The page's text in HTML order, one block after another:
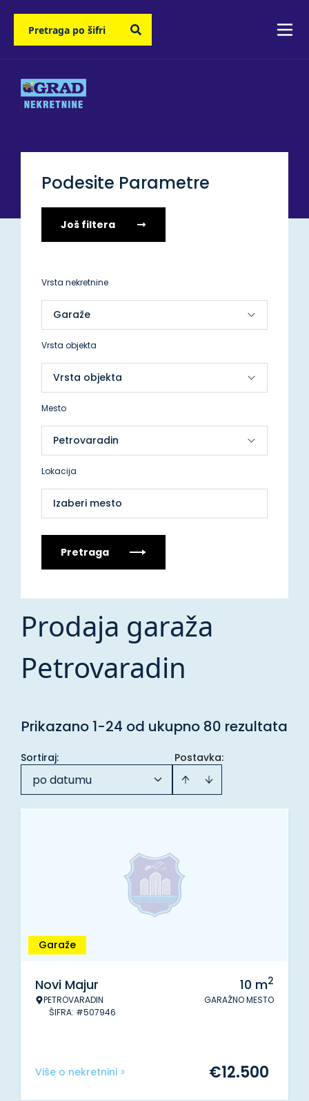
Podesite Parametre
Još filtera
Vrsta nekretnine
Vrsta objekta
Mesto
Lokacija
Izaberi mesto
Pretraga
Prodaja garaža
Petrovaradin
Prikazano 1-24 od ukupno 80 rezultata
Postavka:
Sortiraj:
po datumu
Garaže
Novi Majur
PETROVARADIN
ŠIFRA: #507946
10 m2
GARAŽNO MESTO
Više o nekretnini > €12.500